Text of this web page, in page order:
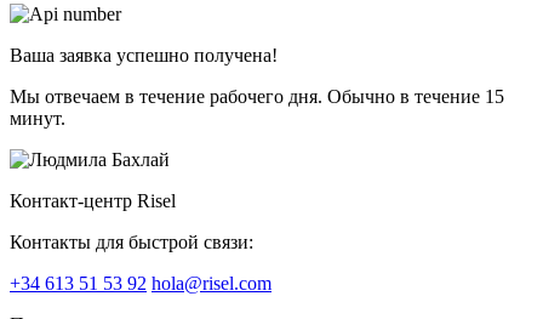
Ваша заявка успешно получена!
Мы отвечаем в течение рабочего дня. Обычно в течение 15
минут.
Контакт-центр Risel
Контакты для быстрой связи:
+34 613 51 53 92 hola@risel.com